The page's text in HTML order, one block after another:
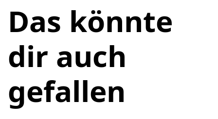
Das könnte
dir auch
gefallen